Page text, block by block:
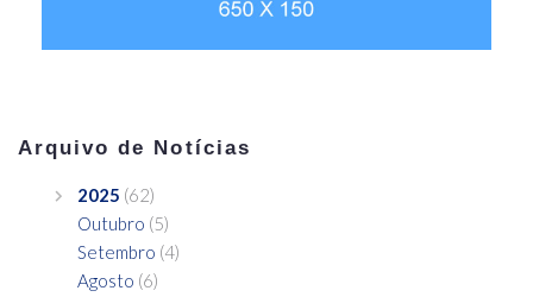
Arquivo de Notícias
2025 (62)
Outubro (5)
Setembro (4)
Agosto (6)